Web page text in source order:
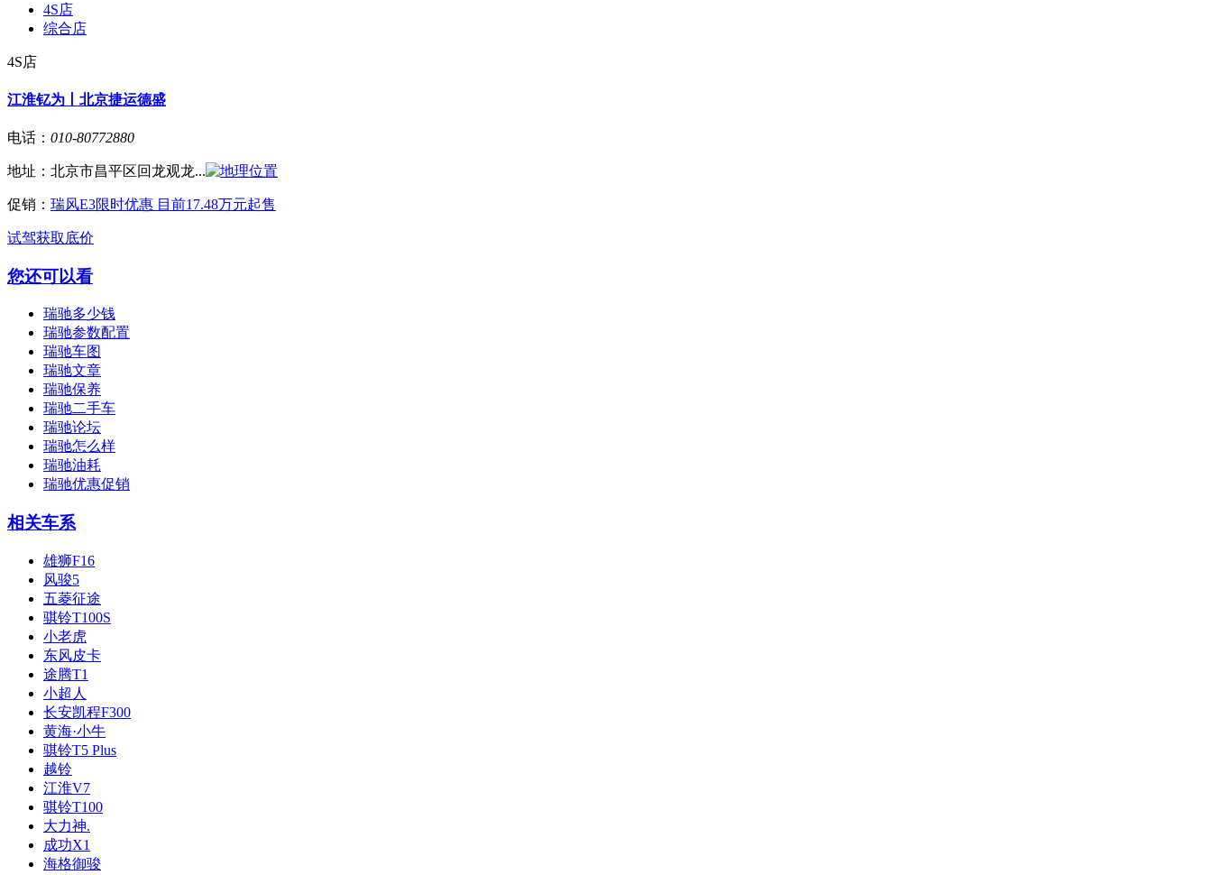
4S店
综合店
4S店
江淮钇为丨北京捷运德盛
电话： 010-80772880
地址： 北京市昌平区回龙观龙...
促销： 瑞风E3限时优惠 目前17.48万元起售
试驾获取底价
您还可以看
瑞驰多少钱
瑞驰参数配置
瑞驰车图
瑞驰文章
瑞驰保养
瑞驰二手车
瑞驰论坛
瑞驰怎么样
瑞驰油耗
瑞驰优惠促销
相关车系
雄狮F16
风骏5
五菱征途
骐铃T100S
小老虎
东风皮卡
途腾T1
小超人
长安凯程F300
黄海·小牛
骐铃T5 Plus
越铃
江淮V7
骐铃T100
大力神.
成功X1
海格御骏